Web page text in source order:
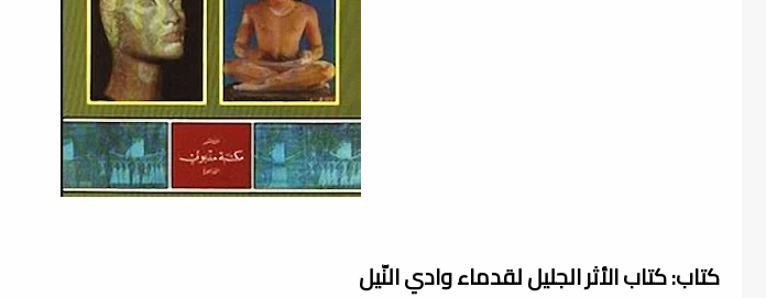
كتاب: كتاب الأثر الجليل لقدماء وادي النّيل